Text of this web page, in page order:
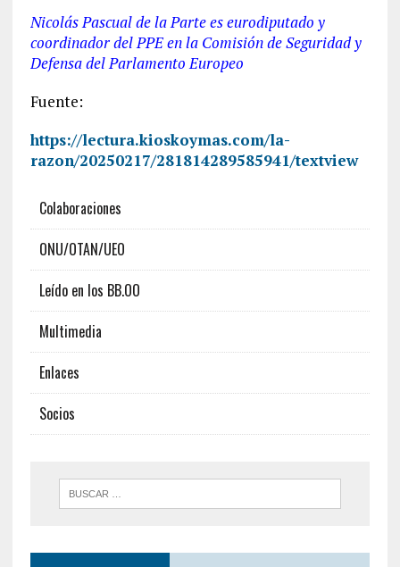
Nicolás Pascual de la Parte es eurodiputado y
coordinador del PPE en la Comisión de Seguridad y
Defensa del Parlamento Europeo
Fuente:
https://lectura.kioskoymas.com/la-
razon/20250217/281814289585941/textview
Colaboraciones
ONU/OTAN/UEO
Leído en los BB.OO
Multimedia
Enlaces
Socios